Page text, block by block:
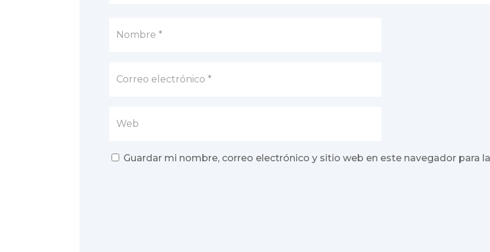
Guardar mi nombre, correo electrónico y sitio web en este navegador para